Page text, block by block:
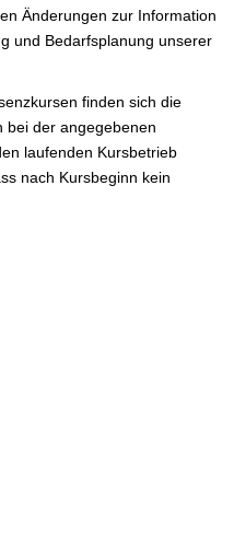
Änderungen zur Information
und Bedarfsplanung unserer
finden sich die
bei der angegebenen
laufenden Kursbetrieb
nach Kursbeginn kein